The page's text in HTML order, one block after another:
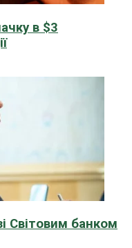
в $3
Світовим банком